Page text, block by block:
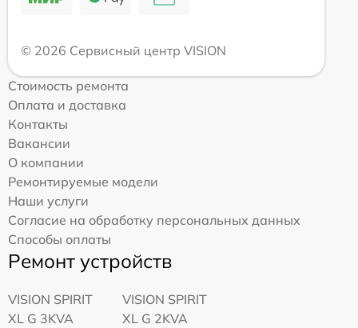
© 2026 Сервисный центр VISION
Стоимость ремонта
Оплата и доставка
Контакты
Вакансии
О компании
Ремонтируемые модели
Наши услуги
Согласие на обработку персональных данных
Способы оплаты
Ремонт устройств
VISION SPIRIT
XL G 3KVA
VISION SPIRIT
XL G 2KVA